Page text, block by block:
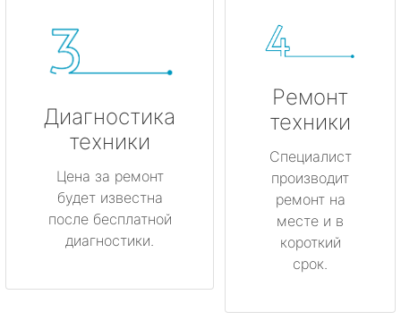
Диагностика
техники
Цена за ремонт
будет известна
после бесплатной
диагностики.
Ремонт
техники
Специалист
производит
ремонт на
месте и в
короткий
срок.